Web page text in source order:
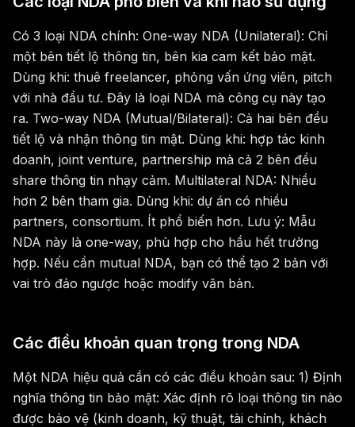
Có 3 loại NDA chính: One-way NDA (Unilateral): Chỉ
một bên tiết lộ thông tin, bên kia cam kết bảo mật.
Dùng khi: thuê freelancer, phỏng vấn ứng viên, pitch
với nhà đầu tư. Đây là loại NDA mà công cụ này tạo
ra. Two-way NDA (Mutual/Bilateral): Cả hai bên đều
tiết lộ và nhận thông tin mật. Dùng khi: hợp tác kinh
doanh, joint venture, partnership mà cả 2 bên đều
share thông tin nhạy cảm. Multilateral NDA: Nhiều
hơn 2 bên tham gia. Dùng khi: dự án có nhiều
partners, consortium. Ít phổ biến hơn. Lưu ý: Mẫu
NDA này là one-way, phù hợp cho hầu hết trường
hợp. Nếu cần mutual NDA, bạn có thể tạo 2 bản với
vai trò đảo ngược hoặc modify văn bản.
Các điều khoản quan trọng trong NDA
Một NDA hiệu quả cần có các điều khoản sau: 1) Định
nghĩa thông tin bảo mật: Xác định rõ loại thông tin nào
được bảo vệ (kinh doanh, kỹ thuật, tài chính, khách